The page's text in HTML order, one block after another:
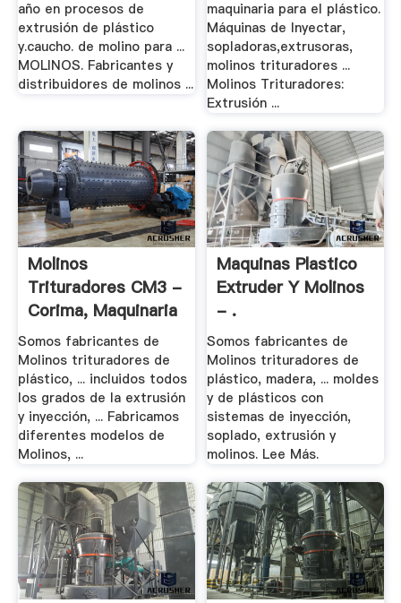
año en procesos de
extrusión de plástico
y.caucho. de molino para ...
MOLINOS. Fabricantes y
distribuidores de molinos ...
maquinaria para el plástico.
Máquinas de Inyectar,
sopladoras,extrusoras,
molinos trituradores ...
Molinos Trituradores:
Extrusión ...
Molinos
Trituradores CM3 -
Corima, Maquinaria
.
Somos fabricantes de
Molinos trituradores de
plástico, ... incluidos todos
los grados de la extrusión
y inyección, ... Fabricamos
diferentes modelos de
Molinos, ...
Maquinas Plastico
Extruder Y Molinos
- .
Somos fabricantes de
Molinos trituradores de
plástico, madera, ... moldes
y de plásticos con
sistemas de inyección,
soplado, extrusión y
molinos. Lee Más.